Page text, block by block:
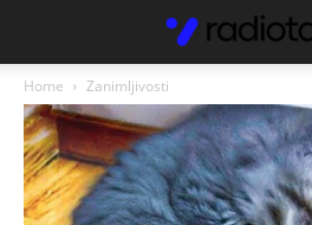
Home Zanimljivosti